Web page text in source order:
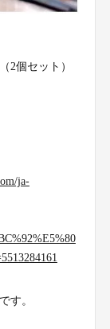
2個セット）
ja-
す。